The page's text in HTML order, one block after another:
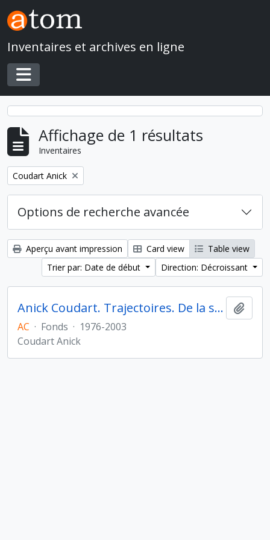
Skip to main content
Inventaires et archives en ligne
Toggle navigation
Affichage de 1 résultats
Inventaires
Remove filter:
Coudart Anick
Options de recherche avancée
Aperçu avant impression Card view
Table view
Trier par: Date de début
Direction: Décroissant
Anick Coudart. Trajectoires. De la sédentarisation à l'État
AC · Fonds · 1976-2003
Coudart Anick